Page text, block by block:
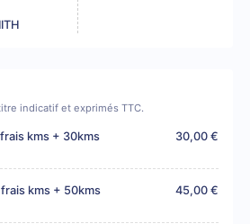
indicatif et exprimés TTC.
kms + 30kms 30,00 €
kms + 50kms 45,00 €